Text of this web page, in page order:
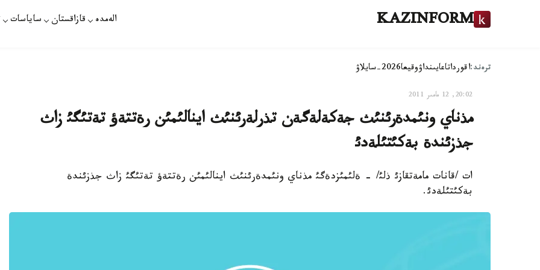
KAZINFORM الەمدە قازاقستان ساياسات
ترەند:اقورداتاعايىنداۋوقيعا2026-سايلاۋ
20:02, 12 مامىر 2011
مذناي ونئمدةرئنئث جةكةلةگةن تذرلةرئنئث اينالئمئن رةتتةؤ تةتئگئ زاث
جذزئندة بةكئتئلةدئ
ات /قانات مامةتقازئ ذلئ/ - ةلئمئزدةگئ مذناي ونئمدةرئنئث اينالئمئن رةتتةؤ تةتئگئ زاث جذزئندة
بةكئتئلةدئ.